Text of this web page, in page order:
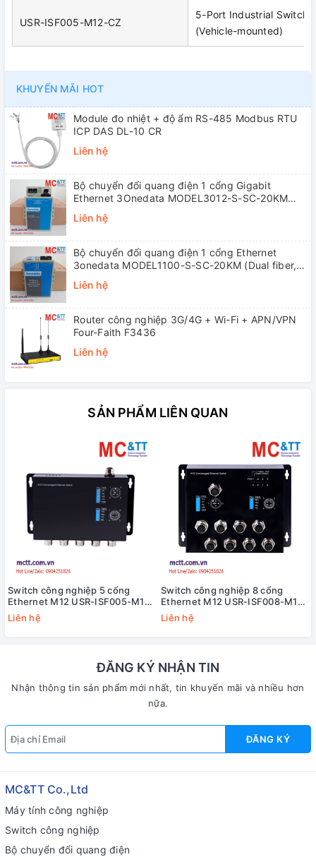
USR-ISF005-M12-CZ
5-Port Industrial Switch,
(Vehicle-mounted)
KHUYẾN MÃI HOT
Module đo nhiệt + độ ẩm RS-485 Modbus RTU
ICP DAS DL-10 CR
Liên hệ
Bộ chuyển đổi quang điện 1 cổng Gigabit
Ethernet 3Onedata MODEL3012-S-SC-20KM
Liên hệ
Bộ chuyển đổi quang điện 1 cổng Ethernet
3onedata MODEL1100-S-SC-20KM (Dual fiber,
Liên hệ
Router công nghiệp 3G/4G + Wi-Fi + APN/VPN
Four-Faith F3436
Liên hệ
SẢN PHẨM LIÊN QUAN
Switch công nghiệp 5 cổng
Ethernet M12 USR-ISF005-M12-
CZ
Liên hệ
Switch công nghiệp 8 cổng
Ethernet M12 USR-ISF008-M12-
BG
Liên hệ
ĐĂNG KÝ NHẬN TIN
Nhận thông tin sản phẩm mới nhất, tin khuyến mãi và nhiều hơn
nữa.
ĐĂNG KÝ
MC&TT Co.,Ltd
Máy tính công nghiệp
Switch công nghiệp
Bộ chuyển đổi quang điện